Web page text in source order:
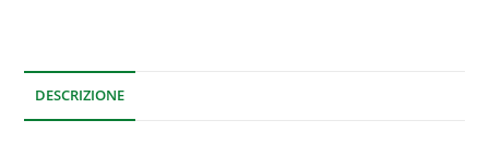
DESCRIZIONE